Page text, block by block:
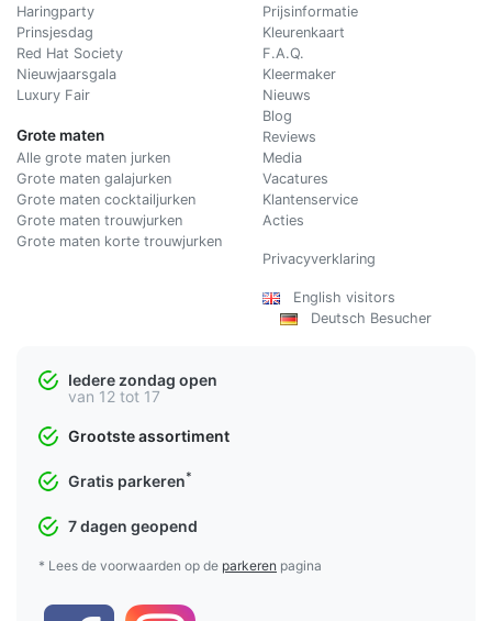
Haringparty
Prinsjesdag
Red Hat Society
Nieuwjaarsgala
Luxury Fair
Grote maten
Alle grote maten jurken
Grote maten galajurken
Grote maten cocktailjurken
Grote maten trouwjurken
Grote maten korte trouwjurken
Prijsinformatie
Kleurenkaart
F.A.Q.
Kleermaker
Nieuws
Blog
Reviews
Media
Vacatures
Klantenservice
Acties
Privacyverklaring
English visitors
Deutsch Besucher
Iedere zondag open
van 12 tot 17
Grootste assortiment
Gratis parkeren*
7 dagen geopend
* Lees de voorwaarden op de parkeren pagina